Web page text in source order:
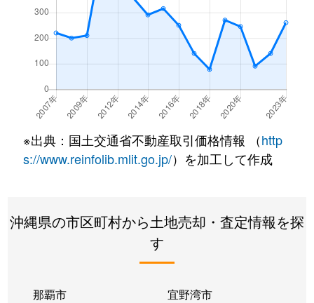
※出典：国土交通省不動産取引価格情報 （http
s://www.reinfolib.mlit.go.jp/）を加工して作成
沖縄県の市区町村から土地売却・査定情報を探
す
那覇市 宜野湾市